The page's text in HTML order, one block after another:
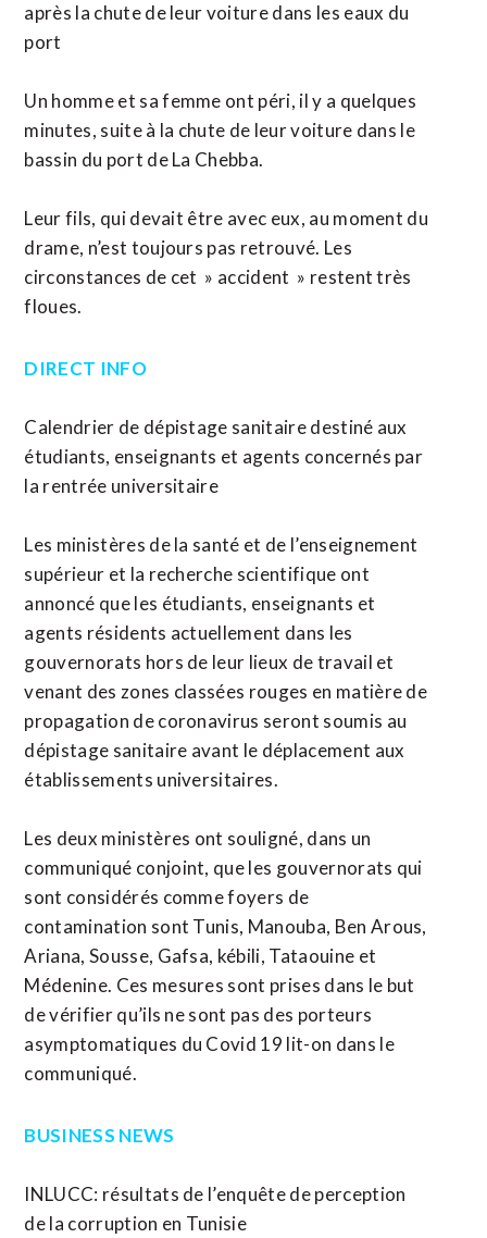
après la chute de leur voiture dans les eaux du
port
Un homme et sa femme ont péri, il y a quelques
minutes, suite à la chute de leur voiture dans le
bassin du port de La Chebba.
Leur fils, qui devait être avec eux, au moment du
drame, n’est toujours pas retrouvé. Les
circonstances de cet » accident » restent très
floues.
DIRECT INFO
Calendrier de dépistage sanitaire destiné aux
étudiants, enseignants et agents concernés par
la rentrée universitaire
Les ministères de la santé et de l’enseignement
supérieur et la recherche scientifique ont
annoncé que les étudiants, enseignants et
agents résidents actuellement dans les
gouvernorats hors de leur lieux de travail et
venant des zones classées rouges en matière de
propagation de coronavirus seront soumis au
dépistage sanitaire avant le déplacement aux
établissements universitaires.
Les deux ministères ont souligné, dans un
communiqué conjoint, que les gouvernorats qui
sont considérés comme foyers de
contamination sont Tunis, Manouba, Ben Arous,
Ariana, Sousse, Gafsa, kébili, Tataouine et
Médenine. Ces mesures sont prises dans le but
de vérifier qu’ils ne sont pas des porteurs
asymptomatiques du Covid 19 lit-on dans le
communiqué.
BUSINESS NEWS
INLUCC: résultats de l’enquête de perception
de la corruption en Tunisie